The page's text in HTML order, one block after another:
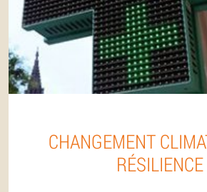
CHANGEMENT
RÉSILIENCE